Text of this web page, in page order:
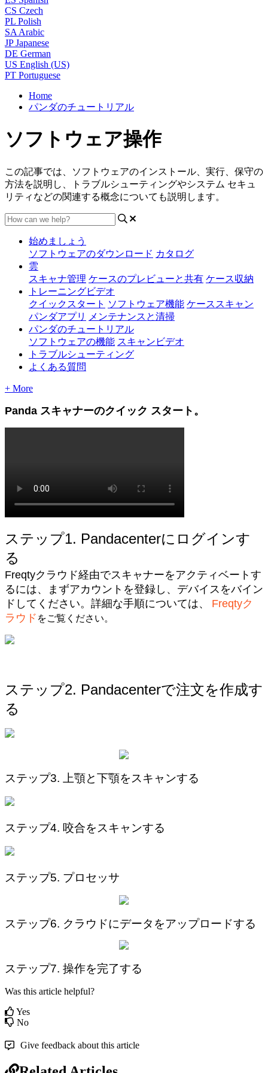
CS Czech
PL Polish
SA Arabic
JP Japanese
DE German
US English (US)
PT Portuguese
Home
パンダのチュートリアル
ソフトウェア操作
この記事では、ソフトウェアのインストール、実行、保守の
方法を説明し、トラブルシューティングやシステム セキュ
リティなどの関連する概念についても説明します。
始めましょう
ソフトウェアのダウンロード カタログ
雲
スキャナ管理 ケースのプレビューと共有 ケース収納
トレーニングビデオ
クイックスタート ソフトウェア機能 ケーススキャン
パンダアプリ
メンテナンスと清掃
パンダのチュートリアル
ソフトウェアの機能 スキャンビデオ
トラブルシューティング
よくある質問
+ More
Panda スキャナーのクイ ック スター ト 。
ステ ッ プ1. Pandacenterに ロ グイ ンす
る
Freqtyク ラ ウ ド経由でス キ ャナーをアク テ ィベー ト す
るには、 ま ずアカ ウ ン ト を登録 し 、 デバイ ス をバイ ン
ド し て く ださ い。 詳細な手順については、 Freqtyク
ラ ウ ド をご覧 く ださ い。
ステ ッ プ2. Pandacenterで注文を作成す
る
ステップ3. 上顎と下顎を ス キ ャ ンする
ステップ4. 咬合を ス キ ャ ンする
ステップ5. プロセ ッサ
ステップ6. ク ラ ウ ドにデータ をアップロー ドする
ステップ7. 操作を完了する
Was this article helpful?
Yes
No
Give feedback about this article